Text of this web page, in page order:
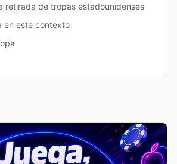
retirada de tropas estadounidenses
en este contexto